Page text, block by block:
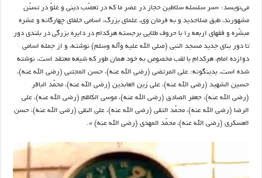
می‌نویسد: «سر سلسله سلاطین حجاز در عصر ما که در تعصّب دینی و غلوّ در تسنّن
مشهورند، طبق صلاحدید و به فرمان وی، علمای بزرگ، اسامی خلفای چهارگانه و عشره
مبشّره و فقهای اربعه را با حروف طلایی برجسته هرکدام در دایره بزرگی در بلندی دور
تا دور بنای جدید مسجد النبی (صلی الله علیه وآله وسلم) نوشته، و از جمله اسامی
دوازده امام، هرکدام با لقب مخصوص به خود همان طور که شیعه معتقد است، نوشته
شده است، بدینگونه: علی المرتضی (رضی الله عنه)، حسن المجتبی (رضی الله عنه)،
حسین الشهید (رضی الله عنه)، علی زین العابدین (رضی الله عنه)، محمّد الباقر
(رضی الله عنه)، جعفر الصادق (رضی الله عنه)، موسی الکاظم (رضی الله عنه)، علی
الرضا (رضی الله عنه)، محمّد التقی (رضی الله عنه)، علی النقی (رضی الله عنه)، حسن
العسکری (رضی الله عنه)، محمّد المهدی (رضی الله عنه) ».